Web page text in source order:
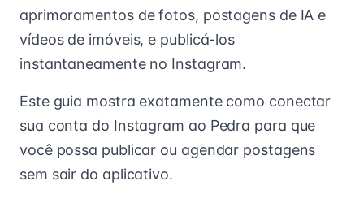
aprimoramentos de fotos, postagens de IA e
vídeos de imóveis, e publicá-los
instantaneamente no Instagram.
Este guia mostra exatamente como conectar
sua conta do Instagram ao Pedra para que
você possa publicar ou agendar postagens
sem sair do aplicativo.